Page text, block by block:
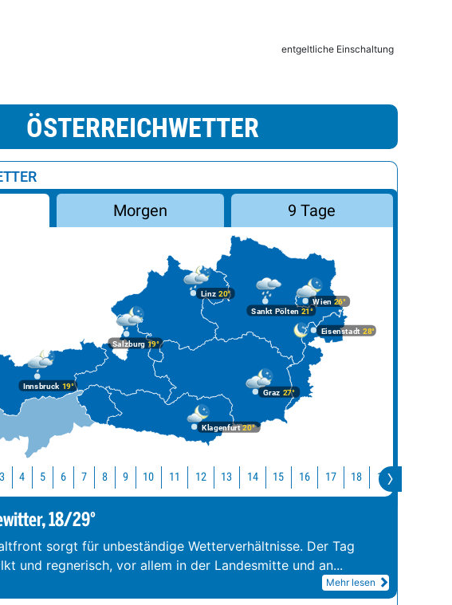
entgeltliche Einschaltung
ÖSTERREICHWETTER
Morgen 9 Tage
Graz 27°
Innsbruck19°
Klagenfurt20°
Linz 20°
Salzburg19°
Wien 26°
Eisenstadt 28°
Sankt Pölten 21°
3 4 5 6 7 8 9 10 11 12 13 14 15 16 17 18 19
18/29°
sorgt für unbeständige Wetterverhältnisse. Der Tag
und regnerisch, vor allem in der Landesmitte und an...
Mehr lesen